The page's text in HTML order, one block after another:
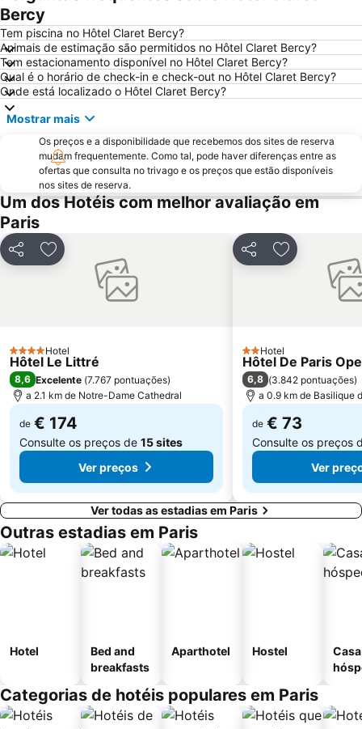
Paris Expo Porte de Versailles
Montparnasse
7th district Palais Bourbon
15th district Vaugirard
Disney Village
3rd district Temple
Bercy
14th district Observatoire
4th district Hôtel-de-Ville
18th district la Butte-Montmartre
11th district Popincourt
Notre-Dame Cathedral
Centre commercial International Val d'Europe
2nd district la Bourse
Palais des Congrès de Paris
Palais Garnier Opera National de Paris
Les Halles
Nation Metro Station
Galerias Lafayette Paris Haussmann
Jardim de Luxemburgo
St-Germain-des-Prés
12th district Reuilly
Parc des Princes
Moulin Rouge
Gare de Neuilly - Porte Maillot Metro Station
Bercy
Tem piscina no Hôtel Claret Bercy?
Animais de estimação são permitidos no Hôtel Claret Bercy?
Tem estacionamento disponível no Hôtel Claret Bercy?
Qual é o horário de check-in e check-out no Hôtel Claret Bercy?
Onde está localizado o Hôtel Claret Bercy?
Mostrar mais
Os preços e a disponibilidade que recebemos dos sites de reserva
mudam frequentemente. Como tal, pode haver diferenças entre as
ofertas que consulta no trivago e os preços que estão disponíveis
nos sites de reserva.
Um dos Hotéis com melhor avaliação em
Paris
PartilharAdicionar aos favoritos
4 Estrelas
Hotel
Hôtel Le Littré
8,6 Excelente (7.767 pontuações)
a 2.1 km de Notre-Dame Cathedral
de € 174
Consulte os preços de 15 sites
Ver preços
PartilharAdicionar
2 Estrelas
Hotel
Hôtel De Paris
6,8 (3.842 pontuações)
a 0.9 km de Basilique
de € 73
Consulte os preços
Ver
Ver todas as estadias em Paris
Outras estadias em Paris
Hotel
Bed and
breakfasts
Aparthotel Hostel
Categorias de hotéis populares em Paris